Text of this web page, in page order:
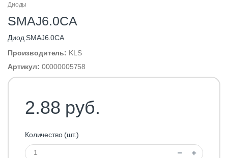
Диоды
SMAJ6.0CA
Диод SMAJ6.0CA
Производитель: KLS
Артикул: 00000005758
2.88 руб.
Количество (шт.)